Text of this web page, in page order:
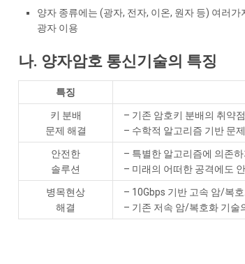
양자 종류에는 (광자, 전자, 이온, 원자 등) 여러
광자 이용
나. 양자암호 통신기술의 특징
특징
키 분배
문제 해결
– 기존 암호키 분배의 취약
– 수학적 알고리즘 기반 문
안전한
솔루션
– 특별한 알고리즘에 의존
– 미래의 어떠한 공격에도
병목현상
해결
– 10Gbps 기반 고속 암/복
– 기존 저속 암/복호화 기술